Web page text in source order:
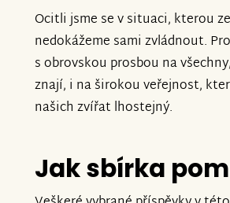
Ocitli jsme se v situaci, kterou
nedokážeme sami zvládnout.
s obrovskou prosbou na
znají, i na širokou veřejnost,
našich zvířat lhostejný.
Jak sbírka